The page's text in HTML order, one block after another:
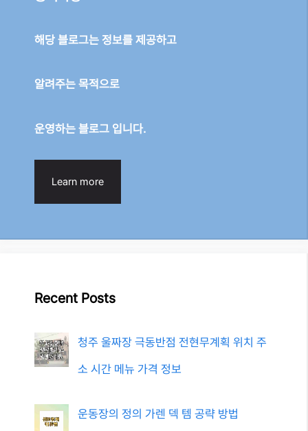
해당 블로그는 정보를 제공하고
알려주는 목적으로
운영하는 블로그 입니다.
Learn more
Recent Posts
청주 울짜장 극동반점 전현무계획 위치 주
소 시간 메뉴 가격 정보
운동장의 정의 가렌 덱 템 공략 방법